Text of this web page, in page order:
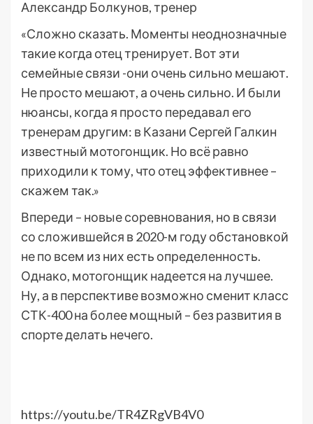
Александр Болкунов, тренер
«Сложно сказать. Моменты неоднозначные
такие когда отец тренирует. Вот эти
семейные связи -они очень сильно мешают.
Не просто мешают, а очень сильно. И были
нюансы, когда я просто передавал его
тренерам другим: в Казани Сергей Галкин
известный мотогонщик. Но всё равно
приходили к тому, что отец эффективнее –
скажем так.»
Впереди – новые соревнования, но в связи
со сложившейся в 2020-м году обстановкой
не по всем из них есть определенность.
Однако, мотогонщик надеется на лучшее.
Ну, а в перспективе возможно сменит класс
СТК-400 на более мощный – без развития в
спорте делать нечего.
https://youtu.be/TR4ZRgVB4V0